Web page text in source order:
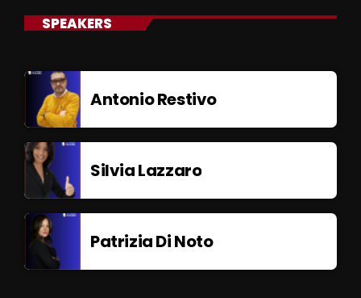
SPEAKERS
Antonio Restivo
Silvia Lazzaro
Patrizia Di Noto